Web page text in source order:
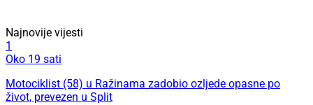
Najnovije vijesti
1
Oko 19 sati
Motociklist (58) u Ražinama zadobio ozljede opasne po
život, prevezen u Split